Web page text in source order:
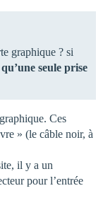
graphique ? si
seule prise
Ces
» (le câble noir, à
il y a un
pour l’entrée